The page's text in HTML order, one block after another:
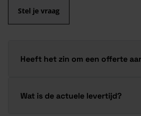
Stel je vraag
Heeft het zin om een offerte
Wat is de actuele levertijd?